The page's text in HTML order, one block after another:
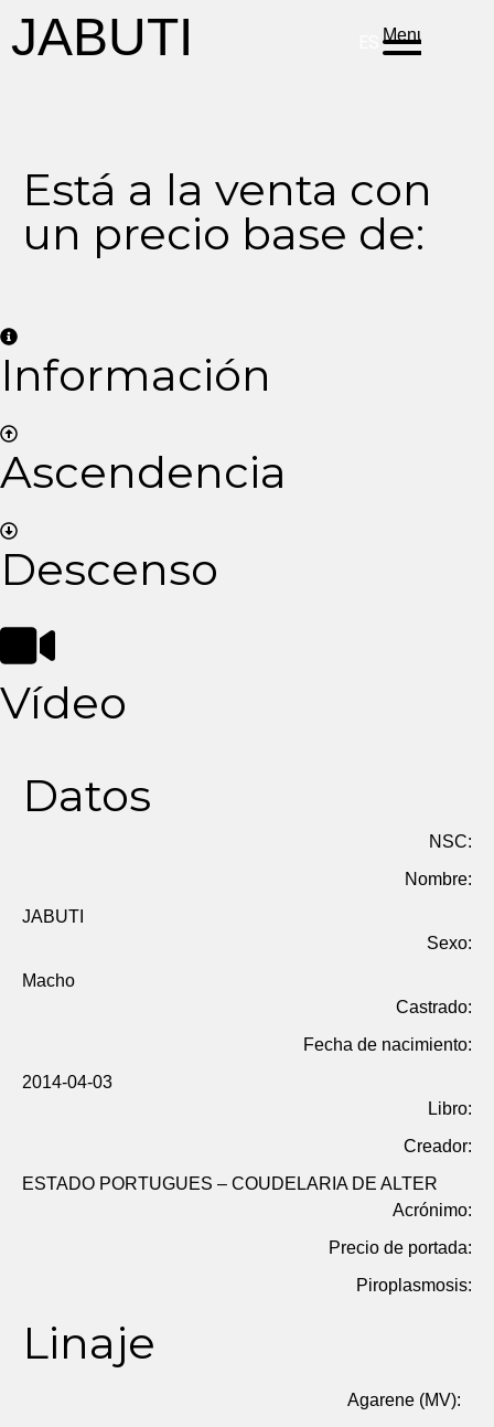
Menu
JABUTI
Está a la venta con
un precio base de:
Información
Ascendencia
Descenso
Vídeo
Datos
NSC:
Nombre:
JABUTI
Sexo:
Macho
Castrado:
Fecha de nacimiento:
2014-04-03
Libro:
Creador:
ESTADO PORTUGUES – COUDELARIA DE ALTER
Acrónimo:
Precio de portada:
Piroplasmosis:
Linaje
Agarene (MV):